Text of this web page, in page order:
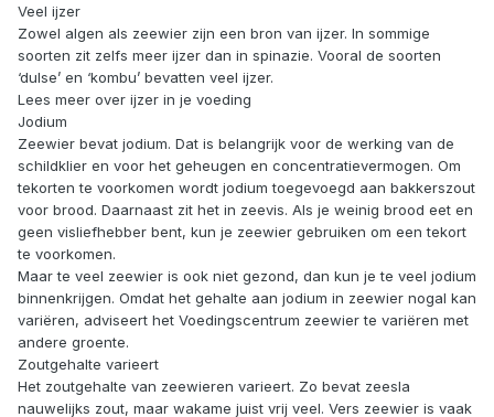
Veel ijzer
Zowel algen als zeewier zijn een bron van ijzer. In sommige
soorten zit zelfs meer ijzer dan in spinazie. Vooral de soorten
‘dulse’ en ‘kombu’ bevatten veel ijzer.
Lees meer over ijzer in je voeding
Jodium
Zeewier bevat jodium. Dat is belangrijk voor de werking van de
schildklier en voor het geheugen en concentratievermogen. Om
tekorten te voorkomen wordt jodium toegevoegd aan bakkerszout
voor brood. Daarnaast zit het in zeevis. Als je weinig brood eet en
geen visliefhebber bent, kun je zeewier gebruiken om een tekort
te voorkomen.
Maar te veel zeewier is ook niet gezond, dan kun je te veel jodium
binnenkrijgen. Omdat het gehalte aan jodium in zeewier nogal kan
variëren, adviseert het Voedingscentrum zeewier te variëren met
andere groente.
Zoutgehalte varieert
Het zoutgehalte van zeewieren varieert. Zo bevat zeesla
nauwelijks zout, maar wakame juist vrij veel. Vers zeewier is vaak